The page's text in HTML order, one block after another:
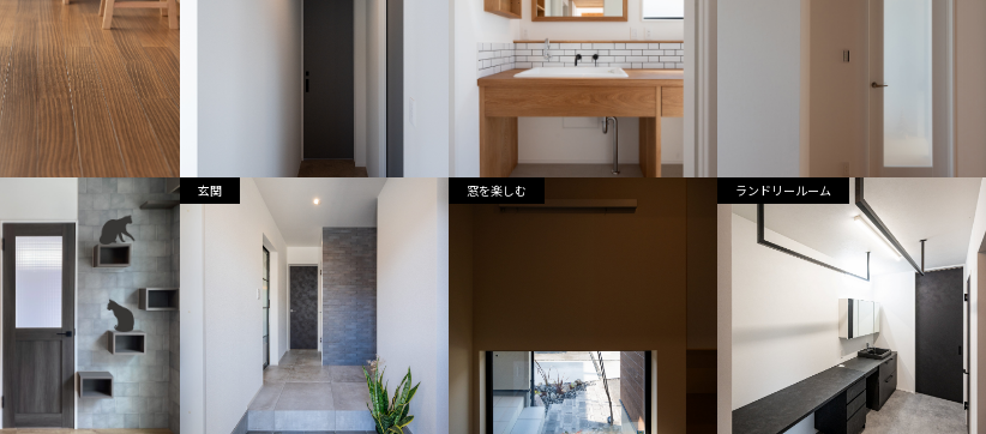
玄関 窓を楽しむ ランドリールーム